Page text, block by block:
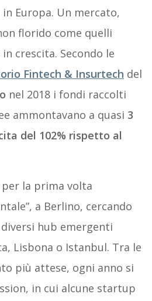
in Europa. Un mercato,
florido come quelli
crescita. Secondo le
Fintech & Insurtech del
nel 2018 i fondi raccolti
ammontavano a quasi 3
del 102% rispetto al
per la prima volta
a Berlino, cercando
hub emergenti
Lisbona o Istanbul. Tra le
più attese, ogni anno si
in cui alcune startup